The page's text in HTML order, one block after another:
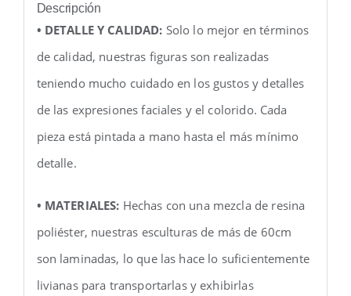
Descripción
• DETALLE Y CALIDAD: Solo lo mejor en términos
de calidad, nuestras figuras son realizadas
teniendo mucho cuidado en los gustos y detalles
de las expresiones faciales y el colorido. Cada
pieza está pintada a mano hasta el más mínimo
detalle.
• MATERIALES: Hechas con una mezcla de resina
poliéster, nuestras esculturas de más de 60cm
son laminadas, lo que las hace lo suficientemente
livianas para transportarlas y exhibirlas